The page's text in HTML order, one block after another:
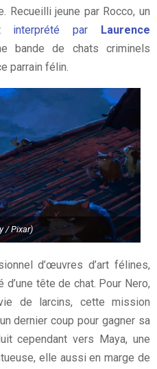
Recueilli jeune par Rocco, un
interprété par Laurence
bande de chats criminels
parrain félin.
/ Pixar)
d’œuvres d’art félines,
tête de chat. Pour Nero,
de larcins, cette mission
dernier coup pour gagner sa
cependant vers Maya, une
elle aussi en marge de